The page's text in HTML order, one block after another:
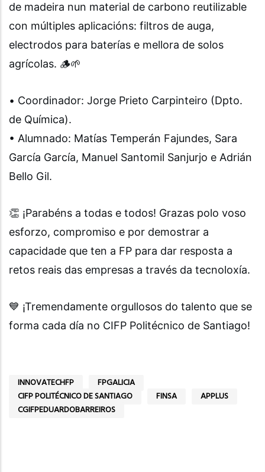
de madeira nun material de carbono reutilizable
con múltiples aplicacións: filtros de auga,
electrodos para baterías e mellora de solos
agrícolas. 🪵🌱
• Coordinador: Jorge Prieto Carpinteiro (Dpto.
de Química).
• Alumnado: Matías Temperán Fajundes, Sara
García García, Manuel Santomil Sanjurjo e Adrián
Bello Gil.
👏 ¡Parabéns a todas e todos! Grazas polo voso
esforzo, compromiso e por demostrar a
capacidade que ten a FP para dar resposta a
retos reais das empresas a través da tecnoloxía.
💙 ¡Tremendamente orgullosos do talento que se
forma cada día no CIFP Politécnico de Santiago!
INNOVATECHFP
FPGALICIA
CIFP POLITÉCNICO DE SANTIAGO
FINSA
APPLUS
CGIFPEDUARDOBARREIROS